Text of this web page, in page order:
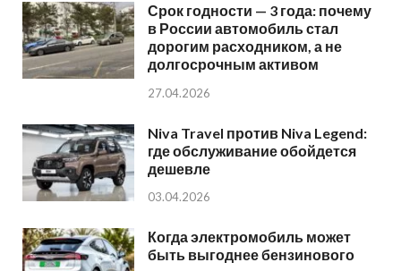
Срок годности — 3 года: почему
в России автомобиль стал
дорогим расходником, а не
долгосрочным активом
27.04.2026
Niva Travel против Niva Legend:
где обслуживание обойдется
дешевле
03.04.2026
Когда электромобиль может
быть выгоднее бензинового